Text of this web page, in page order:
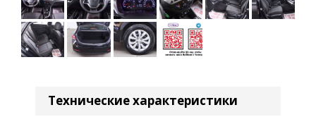
Технические характеристики